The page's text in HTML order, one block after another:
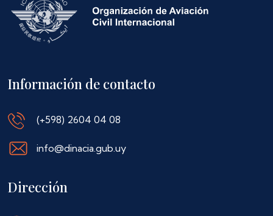
Información de contacto
(+598) 2604 04 08
info@dinacia.gub.uy
Dirección